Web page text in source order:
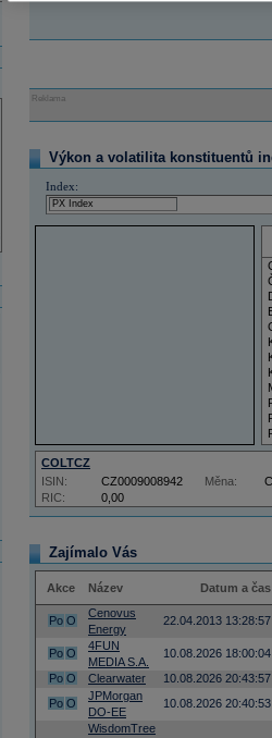
Reklama
Výkon a volatilita konstituentů
Index:
COLTCZ
RIC: 0,00
ISIN: CZ0009008942 Měna:
Zajímalo Vás
Akce Název Datum a čas
Po O
Cenovus
Energy
22.04.2013 13:28:57
Po O
4FUN
MEDIA S.A.
10.08.2026 18:00:04
Po O Clearwater
10.08.2026 20:43:57
Po O
JPMorgan
DO-EE
10.08.2026 20:40:53
WisdomTree